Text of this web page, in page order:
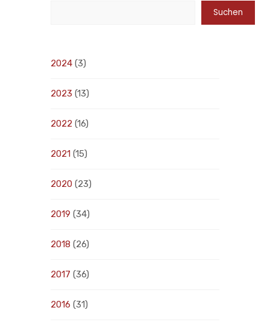
Suchen
2024 (3)
2023 (13)
2022 (16)
2021 (15)
2020 (23)
2019 (34)
2018 (26)
2017 (36)
2016 (31)